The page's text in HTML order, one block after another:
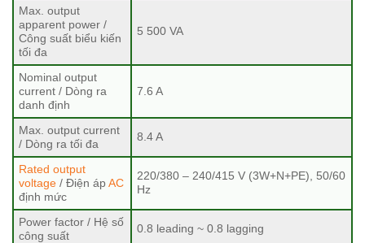
Max. output
apparent power /
Công suất biểu kiến
tối đa
5 500 VA
Nominal output
current / Dòng ra
danh định
7.6 A
Max. output current
/ Dòng ra tối đa
8.4 A
Rated output
voltage / Điện áp AC
định mức
220/380 – 240/415 V (3W+N+PE), 50/60
Hz
Power factor / Hệ số
công suất
0.8 leading ~ 0.8 lagging